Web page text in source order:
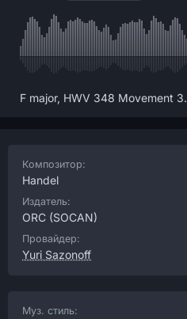
F major, HWV 348 Movement 3.
Композитор:
Handel
Издатель:
ORC (SOCAN)
Провайдер:
Yuri Sazonoff
Муз. стиль: